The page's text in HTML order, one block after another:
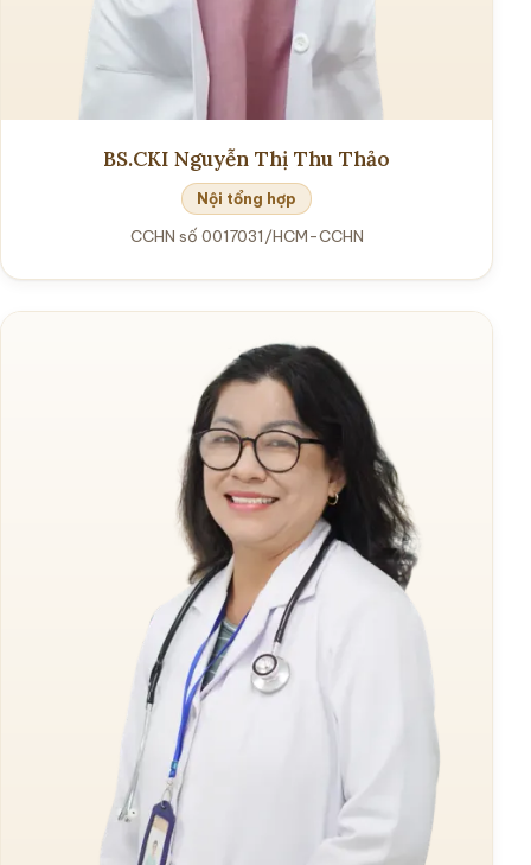
BS.CKI Nguyễn Thị Thu Thảo
Nội tổng hợp
CCHN số 0017031/HCM-CCHN